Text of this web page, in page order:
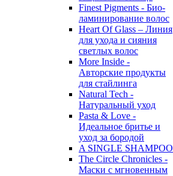
Finest Pigments - Био-
ламинирование волос
Heart Of Glass – Линия
для ухода и сияния
светлых волос
More Inside -
Авторские продукты
для стайлинга
Natural Tech -
Натуральный уход
Pasta & Love -
Идеальное бритье и
уход за бородой
A SINGLE SHAMPOO
The Circle Chronicles -
Маски с мгновенным